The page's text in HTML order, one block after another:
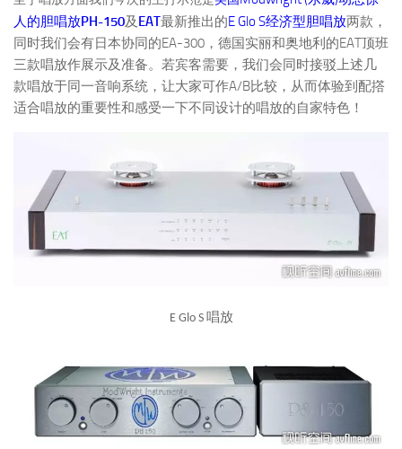
人的胆唱放PH-150及 EAT最新推出的E Glo S经济型胆唱放两款，
同时我们会有日本协同的EA-300 ，德国实丽和奥地利的EAT顶班
三款唱放作展示及准备。若宾客需要，我们会同时接驳上述几
款唱放于同一音响系统，让大家可作A/B比较，从而体验到配撘
适合唱放的重要性和感受一下不同设计的唱放的自家特色！
E Glo S 唱放